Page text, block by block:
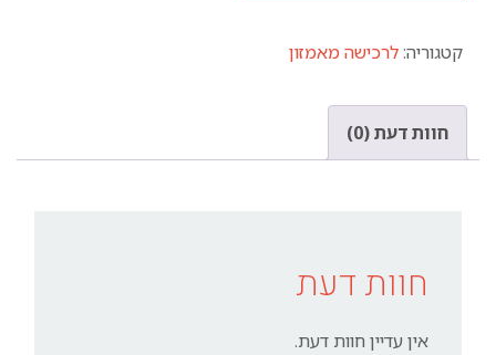
קטגוריה:לרכישה מאמזון
חוות דעת (0)
חוות דעת
אין עדיין חוות דעת.